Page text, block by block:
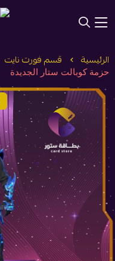
الرئيسية قسم فورت نايت
حزمة كوبالت ستار الجديدة